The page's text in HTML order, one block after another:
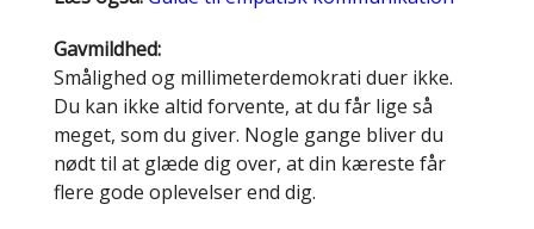
Gavmildhed:
Smålighed og millimeterdemokrati duer ikke.
Du kan ikke altid forvente, at du får lige så
meget, som du giver. Nogle gange bliver du
nødt til at glæde dig over, at din kæreste får
flere gode oplevelser end dig.